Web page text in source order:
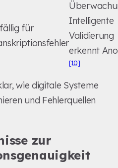
für
Intelligente
Validierung
erkennt
[10]
wie digitale Systeme
und Fehlerquellen
zur